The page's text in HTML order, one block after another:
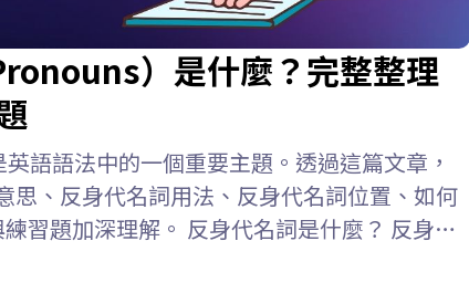
）是什麼？完整整理
語語法中的一個重要主題。透過這篇文章，
思、反身代名詞用法、反身代名詞位置、如何
習題加深理解。 反身代名詞是什麼？ 反身代
是指句子中的主詞和受詞指涉同一